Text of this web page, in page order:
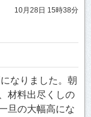
10月28日 15時38分
なりました。朝
材料出尽くしの
旦の大幅高にな